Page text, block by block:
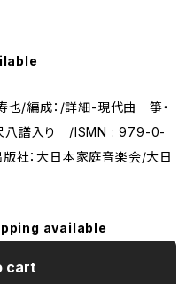
也/編成：/詳細-現代曲 箏・
八譜入り /ISMN : 979-0-
社：大日本家庭音楽会/大日
available
cart